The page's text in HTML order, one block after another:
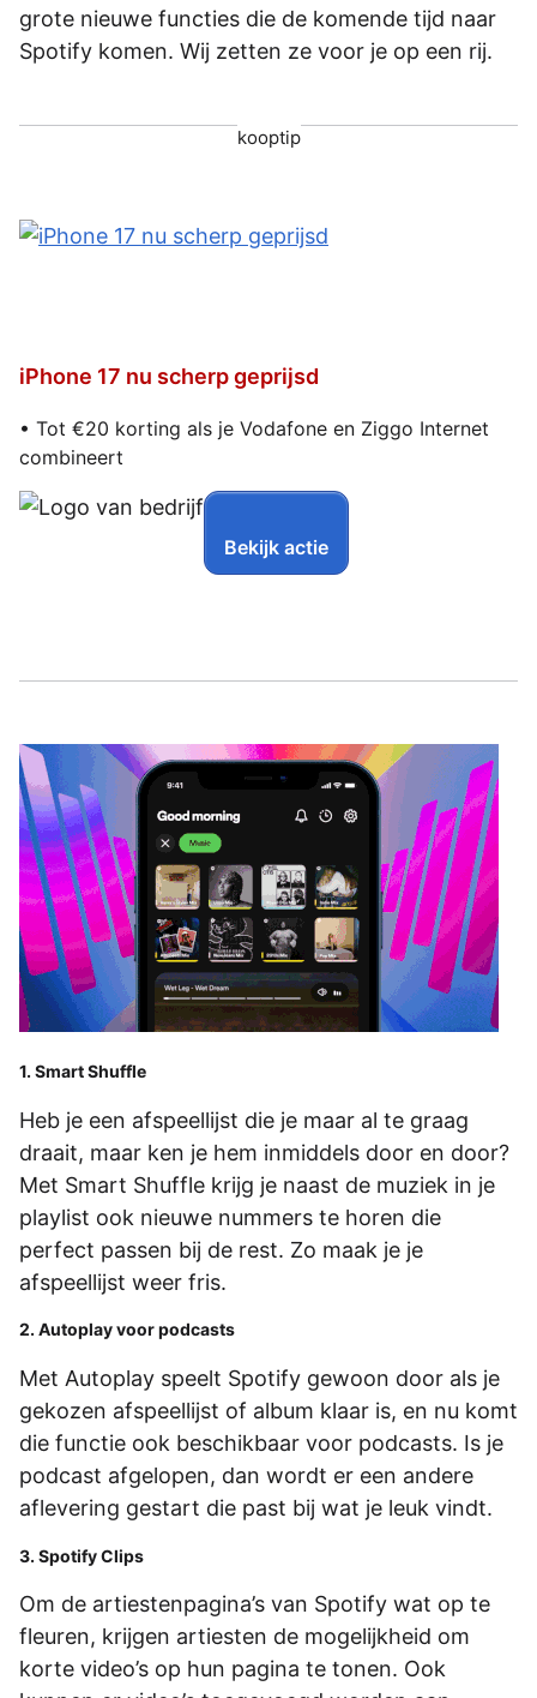
grote nieuwe functies die de komende tijd naar
Spotify komen. Wij zetten ze voor je op een rij.
kooptip
iPhone 17 nu scherp geprijsd
• Tot €20 korting als je Vodafone en Ziggo Internet
combineert
Bekijk actie
1. Smart Shuffle
Heb je een afspeellijst die je maar al te graag
draait, maar ken je hem inmiddels door en door?
Met Smart Shuffle krijg je naast de muziek in je
playlist ook nieuwe nummers te horen die
perfect passen bij de rest. Zo maak je je
afspeellijst weer fris.
2. Autoplay voor podcasts
Met Autoplay speelt Spotify gewoon door als je
gekozen afspeellijst of album klaar is, en nu komt
die functie ook beschikbaar voor podcasts. Is je
podcast afgelopen, dan wordt er een andere
aflevering gestart die past bij wat je leuk vindt.
3. Spotify Clips
Om de artiestenpagina’s van Spotify wat op te
fleuren, krijgen artiesten de mogelijkheid om
korte video’s op hun pagina te tonen. Ook